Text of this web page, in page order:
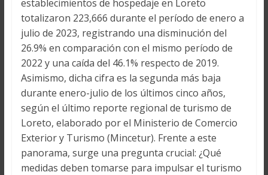
establecimientos de hospedaje en Loreto
totalizaron 223,666 durante el período de enero a
julio de 2023, registrando una disminución del
26.9% en comparación con el mismo período de
2022 y una caída del 46.1% respecto de 2019.
Asimismo, dicha cifra es la segunda más baja
durante enero-julio de los últimos cinco años,
según el último reporte regional de turismo de
Loreto, elaborado por el Ministerio de Comercio
Exterior y Turismo (Mincetur). Frente a este
panorama, surge una pregunta crucial: ¿Qué
medidas deben tomarse para impulsar el turismo